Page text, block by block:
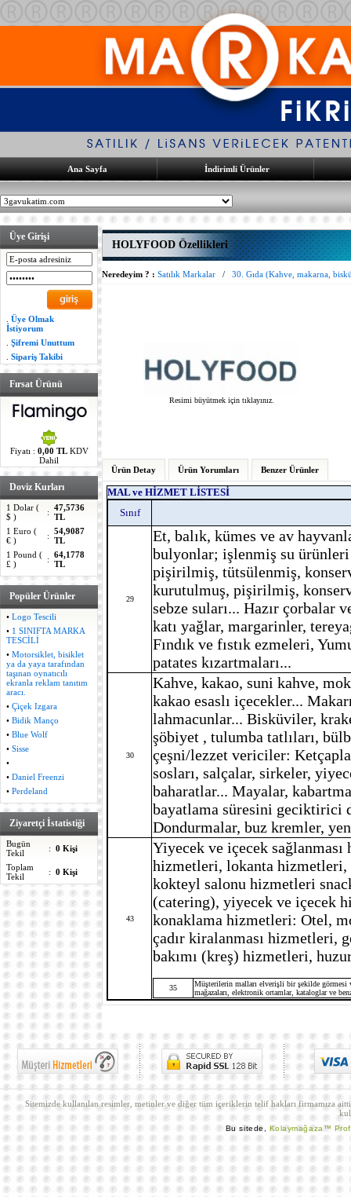
Ana Sayfa İndirimli Ürünler
Üye Girişi
Üye Olmak
İstiyorum
Şifremi Unuttum
Sipariş Takibi
Fırsat Ürünü
Fiyatı : 0,00 TLKDV
Dahil
Doviz Kurları
1 Dolar (
$ )
: 47,5736
TL
1 Euro (
€ )
: 54,9087
TL
1 Pound (
£ )
: 64,1778
TL
Popüler Ürünler
• Logo Tescili
• 1 SINIFTA MARKA
TESCİLİ
• Motorsiklet, bisiklet
ya da yaya tarafından
taşınan oynatıcılı
ekranla reklam tanıtım
aracı.
• Çiçek Izgara
• Bidik Manço
• Blue Wolf
• Sisse
•
• Daniel Freenzi
• Perdeland
Ziyaretçi İstatistiği
Bugün
Tekil
: 0 Kişi
Toplam
Tekil
: 0 Kişi
HOLYFOOD Özellikleri
Neredeyim ? : Satılık Markalar / 30. Gıda (Kahve, makarna,
Resimi büyütmek için tıklayınız.
Ürün Detay Ürün Yorumları Benzer Ürünler
MAL ve HİZMET LİSTESİ
Sınıf
29
Et, balık, kümes ve av
bulyonlar; işlenmiş su
pişirilmiş, tütsülenmiş,
kurutulmuş, pişirilmiş,
sebze suları... Hazır çorbalar
katı yağlar, margarinler,
Fındık ve fıstık ezmeleri,
patates kızartmaları...
30
Kahve, kakao, suni kahve,
kakao esaslı içecekler...
lahmacunlar... Bisküviler,
şöbiyet , tulumba tatlıları,
çeşni/lezzet vericiler:
sosları, salçalar, sirkeler,
baharatlar... Mayalar,
bayatlama süresini geciktirici
Dondurmalar, buz kremler,
43
Yiyecek ve içecek
hizmetleri, lokanta
kokteyl salonu hizmetleri
(catering), yiyecek ve içecek
konaklama hizmetleri: Otel,
çadır kiralanması hizmetleri,
bakımı (kreş) hizmetleri,
35
Müşterilerin malları elverişli bir şekilde görmesi
mağazaları, elektronik ortamlar, kataloglar ve
Sitemizde kullanılan resimler, metinler ve diğer tüm içeriklerin telif hakları firmamıza
Bu sitede, Kolaymağaza™